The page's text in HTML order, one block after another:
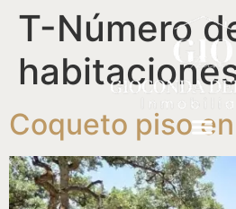
T-Número
Coqueto piso